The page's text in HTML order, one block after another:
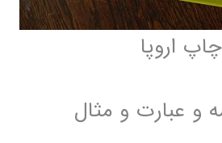
چاپ اروپا